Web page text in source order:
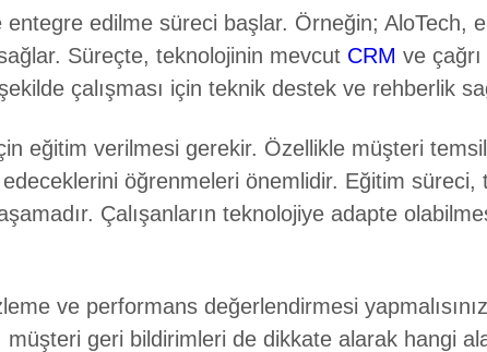
edilme süreci başlar. Örneğin; AloTech,
Süreçte, teknolojinin mevcut CRM ve
çalışması için teknik destek ve rehberlik
eğitim verilmesi gerekir. Özellikle müşteri
öğrenmeleri önemlidir. Eğitim süreci,
Çalışanların teknolojiye adapte
ve performans değerlendirmesi
geri bildirimleri de dikkate alarak hangi